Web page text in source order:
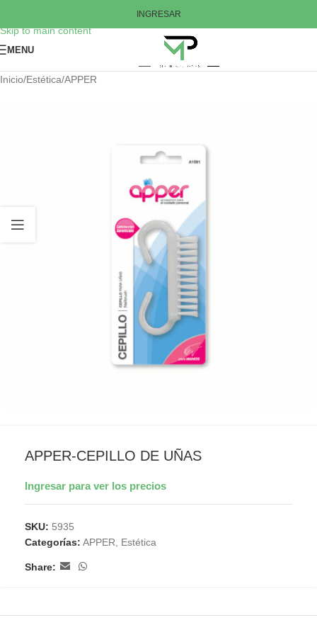
Skip to main content
INGRESAR
MENU
Inicio/Estética/APPER
APPER-CEPILLO DE UÑAS
Ingresar para ver los precios
SKU: 5935
Categorías: APPER Estética
Share: